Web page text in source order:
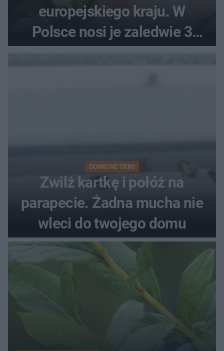
europejskiego kraju. W
Polsce nosi je zaledwie 3
kobiety
DOMOWE TRIKI
Zwilż kartkę i połóż na
parapecie. Żadna mucha nie
wleci do twojego domu